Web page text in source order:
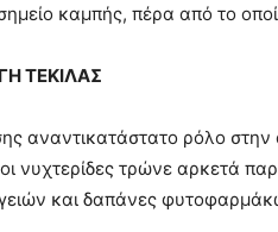
καμπής, πέρα από το
ΤΕΚΙΛΑΣ
αναντικατάστατο ρόλο
οι νυχτερίδες τρώνε αρκετά
και δαπάνες